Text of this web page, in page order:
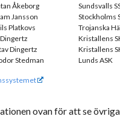
Åkeborg Sundsvalls
Jansson Stockholms
Platkovs Trojanska
Kristallens
Dingertz Kristallens
Stedman Lunds ASK
ovan för att se